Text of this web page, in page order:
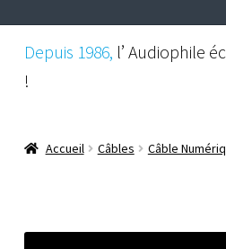
Depuis 1986, l’ Audiophile
!
Accueil Câbles Câble